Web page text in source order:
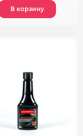
В корзину